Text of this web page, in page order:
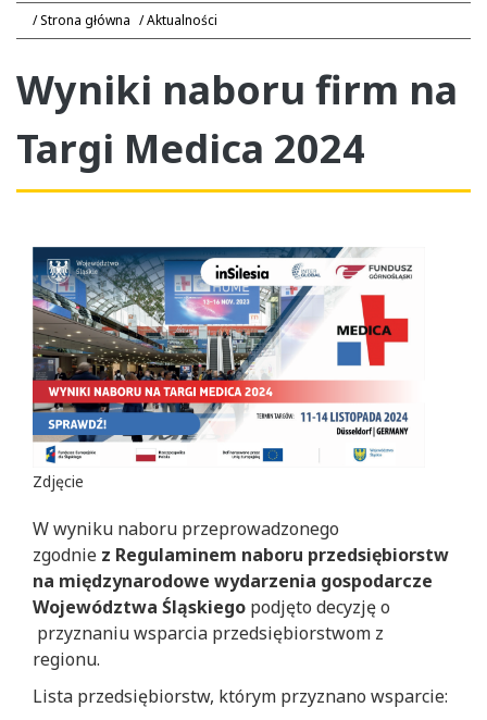
Strona główna Aktualności
Wyniki naboru firm na
Targi Medica 2024
Zdjęcie
W wyniku naboru przeprowadzonego
zgodnie z Regulaminem naboru przedsiębiorstw
na międzynarodowe wydarzenia gospodarcze
Województwa Śląskiego podjęto decyzję o
przyznaniu wsparcia przedsiębiorstwom z
regionu.
Lista przedsiębiorstw, którym przyznano wsparcie: